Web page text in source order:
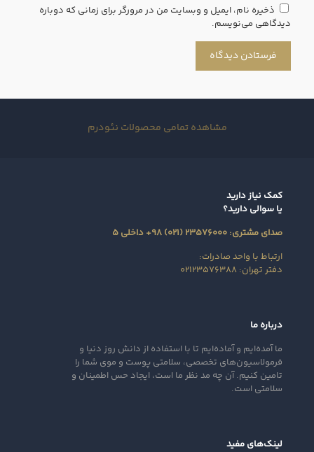
ذخیره نام، ایمیل و وبسایت من در مرورگر برای زمانی که دوباره
دیدگاهی می‌نویسم.
مشاهده تمامی محصولات نئودرم
کمک نیاز دارید
یا سوالی دارید؟
صدای مشتری: ۲۳۵۷۶۰۰۰ (۰۲۱) ۹۸+ داخلی ۵
ارتباط با واحد صادرات:
دفتر تهران: ۰۲۱۲۳۵۷۶۳۸۸
درباره ما
ما آمده‌ایم و آماده‌ایم تا با استفاده از دانش روز دنیا و
فرمولاسیون‌های تخصصی، سلامتی پوست و موی شما را
تامین کنیم. آن‌ چه مد نظر ما است، ایجاد حس اطمینان و
سلامتی است.
لینک‌های مفید